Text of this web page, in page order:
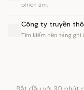
phiên âm.
Công ty truyền
Tìm kiếm nền tảng ghi